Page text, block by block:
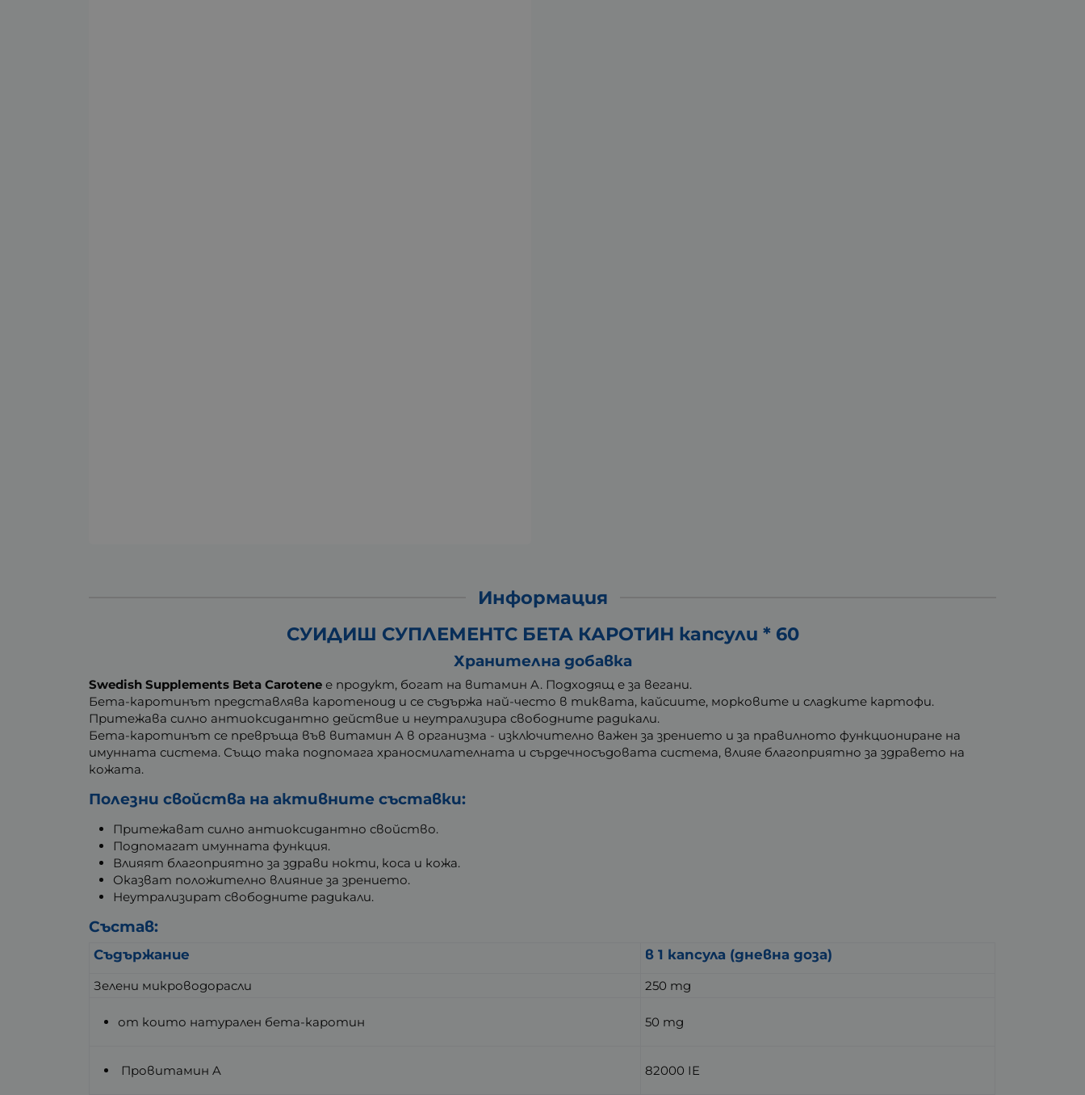
Информация
СУИДИШ СУПЛЕМЕНТС БЕТА КАРОТИН капсули * 60
Хранителна добавка
Swedish Supplements Beta Carotene е продукт, богат на витамин A. Подходящ е за вегани.
Бета-каротинът представлява каротеноид и се съдържа най-често в тиквата, кайсиите, морковите и сладките картофи.
Притежава силно антиоксидантно действие и неутрализира свободните радикали.
Бета-каротинът се превръща във витамин A в организма - изключително важен за зрението и за правилното функциониране на
имунната система. Също така подпомага храносмилателната и сърдечносъдовата система, влияе благоприятно за здравето на
кожата.
Полезни свойства на активните съставки:
Притежават силно антиоксидантно свойство.
Подпомагат имунната функция.
Влияят благоприятно за здрави нокти, коса и кожа.
Оказват положително влияние за зрението.
Неутрализират свободните радикали.
Състав:
Съдържание в 1 капсула (дневна доза)
Зелени микроводорасли 250 mg
от които натурален бета-каротин 50 mg
Провитамин A 82000 IE